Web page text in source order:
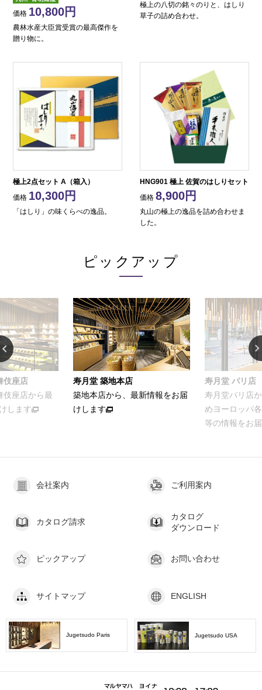
価格 10,800
農林水産大臣賞受賞の最高傑作を
贈り物に。
極上の八切の銘々のりと、はしり
草子の詰め合わせ。
極上2点セット A（箱入）
価格 10,300
「はしり」の味くらべの逸品。
HNG901 極上 佐賀のはしりセット
価格 8,900
丸山の極上の逸品を詰め合わせま
した。
ピックアップ
伎座店
伎座店から最
します
寿月堂 築地本店
築地本店から、最新情報をお届
けします
寿月堂 パリ店
寿月堂パリ店
めヨーロッパ
等の情報をお
会社案内 ご利用案内
カタログ請求
カタログ
ダウンロード
ピックアップ お問い合わせ
サイトマップ ENGLISH
Jugetsudo Paris Jugetsudo USA